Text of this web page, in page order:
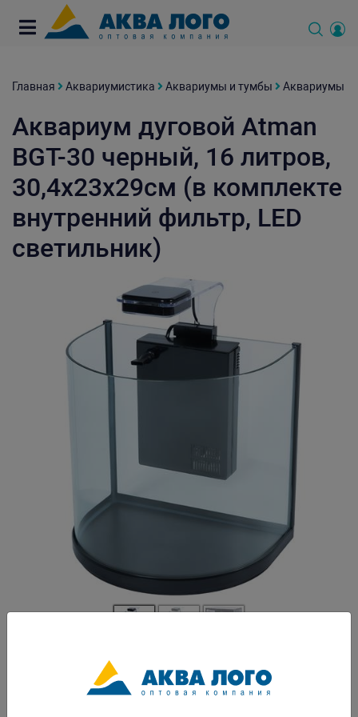
Главная Аквариумистика Аквариумы и тумбы Аквариумы
Аквариум дуговой Atman
BGT-30 черный, 16 литров,
30,4х23х29см (в комплекте
внутренний фильтр, LED
светильник)
Артикул: ATM-BGT-30B